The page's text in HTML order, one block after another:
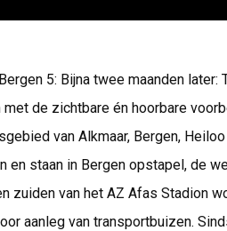
5: Bijna twee maanden later:
de zichtbare én hoorbare
van Alkmaar, Bergen,
en staan in Bergen opstapel, de
zuiden van het AZ Afas Stadion
aanleg van transportbuizen.